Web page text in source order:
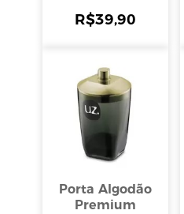
R$39,90
Porta Algodão
Premium